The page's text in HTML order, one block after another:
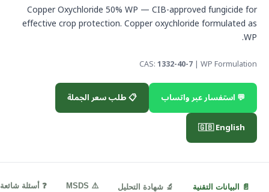
Copper Oxychloride 50% WP — CIB-approved fungicide for
effective crop protection. Copper oxychloride formulated as
WP.
CAS:1332-40-7 | WP Formulation
💬 استفسار عبر واتساب
📋 طلب سعر الجملة
🇬🇧 English
📄 البيانات التقنية 🔬 شهادة التحليل ⚠️ MSDS ❓ أسئلة شائعة